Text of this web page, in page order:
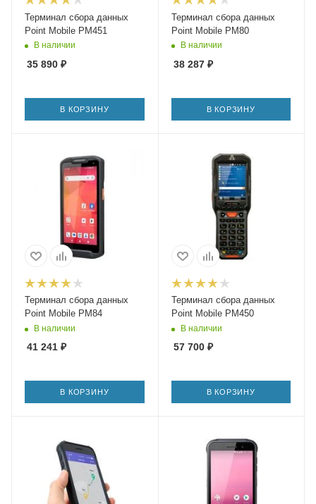
Терминал сбора данных
Point Mobile PM451
В наличии
35 890 ₽
В КОРЗИНУ
Терминал сбора данных
Point Mobile PM80
В наличии
38 287₽
В КОРЗИНУ
Терминал сбора данных
Point Mobile PM84
В наличии
41 241 ₽
В КОРЗИНУ
Терминал сбора данных
Point Mobile PM450
В наличии
57 700₽
В КОРЗИНУ